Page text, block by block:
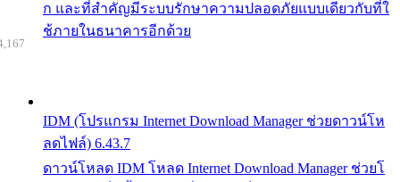
ก และที่สำคัญมีระบบรักษาความปลอดภัยแบบเดียวกับที่ใ
ช้ภายในธนาคารอีกด้วย
IDM (โปรแกรม Internet Download Manager ช่วยดาวน์โห
ลดไฟล์) 6.43.7
ดาวน์โหลด IDM โหลด Internet Download Manager ช่วยโ